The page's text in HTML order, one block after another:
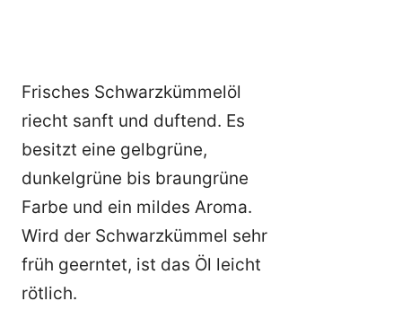
Frisches Schwarzkümmelöl
riecht sanft und duftend. Es
besitzt eine gelbgrüne,
dunkelgrüne bis braungrüne
Farbe und ein mildes Aroma.
Wird der Schwarzkümmel sehr
früh geerntet, ist das Öl leicht
rötlich.